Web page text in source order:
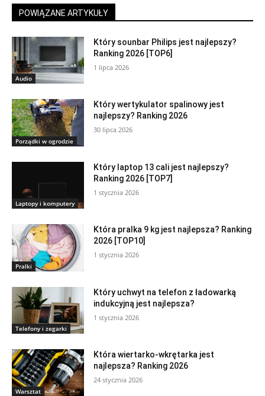
POWIĄZANE ARTYKUŁY
Audio
Który sounbar Philips jest najlepszy?
Ranking 2026 [TOP6]
1 lipca 2026
Porządki w ogrodzie
Który wertykulator spalinowy jest
najlepszy? Ranking 2026
30 lipca 2026
Laptopy i komputery
Który laptop 13 cali jest najlepszy?
Ranking 2026 [TOP7]
1 stycznia 2026
Pralki
Która pralka 9 kg jest najlepsza? Ranking
2026 [TOP10]
1 stycznia 2026
Telefony i zegarki
Który uchwyt na telefon z ładowarką
indukcyjną jest najlepsza?
1 stycznia 2026
Warsztat
Która wiertarko-wkrętarka jest
najlepsza? Ranking 2026
24 stycznia 2026